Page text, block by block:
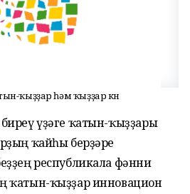
ҡыҙҙар һәм ҡыҙҙар көнө
үҙәге ҡатын-ҡыҙҙары
ҡайһы берҙәре
республикала фәнни
ҡатын-ҡыҙҙар инновацион